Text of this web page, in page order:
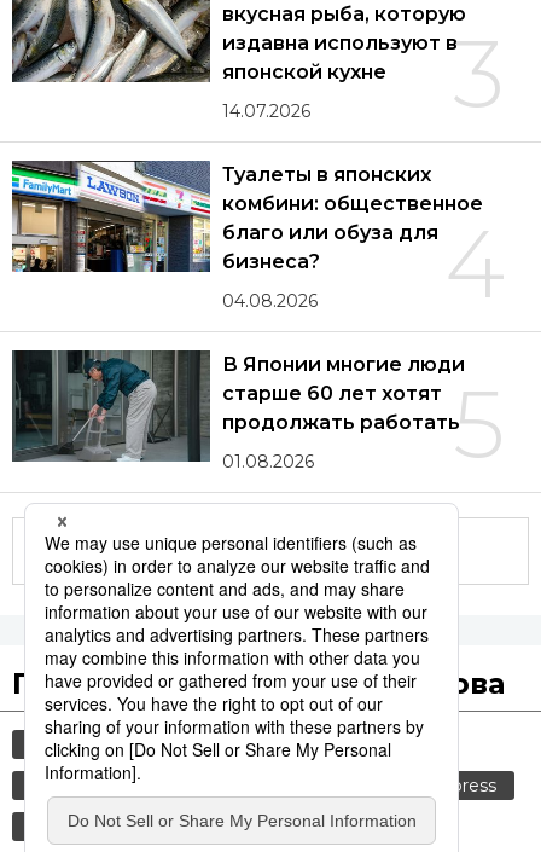
3
вкусная рыба, которую
издавна используют в
японской кухне
14.07.2026
4
Туалеты в японских
комбини: общественное
благо или обуза для
бизнеса?
04.08.2026
5
В Японии многие люди
старше 60 лет хотят
продолжать работать
01.08.2026
Другие статьи по теме
Популярные поисковые слова
общество история
технологии
синкансэн
jiji press
политика
еда и напитки b-1 гранпри